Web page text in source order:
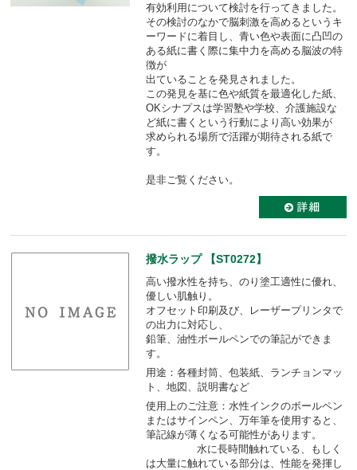
有効利用について検討を行ってきました。
その検討のなかで脳刺激を高めるというキ
ーワードに着目し、青い色や表面に凸凹の
ある紙に書く際に集中力を高める脳波の特
徴が
出ていることを発見されました。
この発見を基に色や紙質を最適化した紙、
OKシナプスは学習塾や学校、介護施設な
ど紙に書くという行動により高い効果が
求められる場所で活躍が期待される紙で
す。
是非ご覧ください。
撥水ラップ 【ST0272】
高い撥水性を持ち、のり塗工適性に優れ、
優しい肌触り。
オフセット印刷及び、レーザープリンタで
の出力に対応し、
鉛筆、油性ボールペンでの筆記ができま
す。
用途：各種封筒、包装紙、ランチョンマッ
ト、地図、説明書など
使用上のご注意：水性インクのボールペン
またはサインペン、万年筆を使用すると、
筆記線が薄くなる可能性があります。
水に長時間触れている、もしく
は大量に触れている部分は、性能を発揮し